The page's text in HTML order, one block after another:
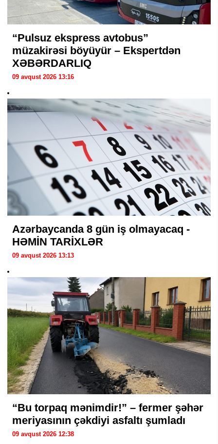
“Pulsuz ekspress avtobus”
müzakirəsi böyüyür – Ekspertdən
XƏBƏRDARLIQ
09 avqust 2026 13:16
Azərbaycanda 8 gün iş olmayacaq -
HƏMİN TARİXLƏR
09 avqust 2026 13:13
“Bu torpaq mənimdir!” – fermer şəhər
meriyasının çəkdiyi asfaltı şumladı
09 avqust 2026 12:38